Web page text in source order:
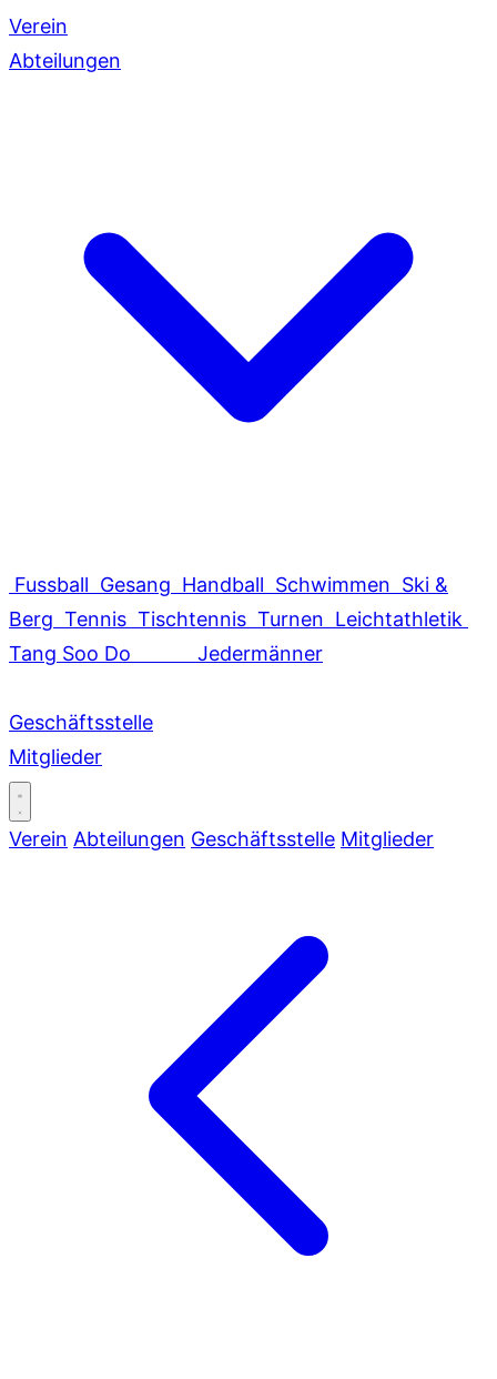
Verein
Abteilungen
Fussball Gesang Handball Schwimmen Ski &
Berg Tennis Tischtennis Turnen Leichtathletik
Tang Soo Do
Jedermänner
Geschäftsstelle
Mitglieder
Verein Abteilungen Geschäftsstelle Mitglieder